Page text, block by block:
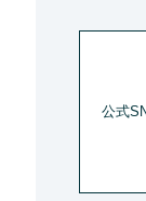
公式